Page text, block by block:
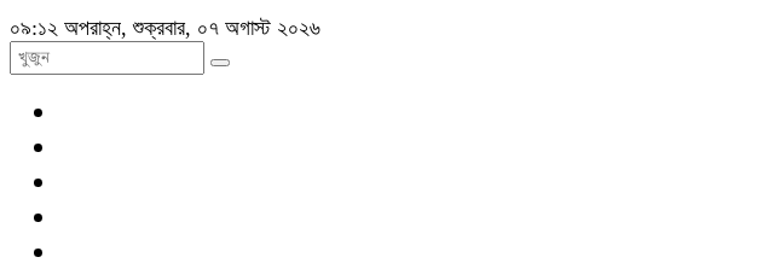
০৯:১২ অপরাহ্ন, শুক্রবার, ০৭ অগাস্ট ২০২৬